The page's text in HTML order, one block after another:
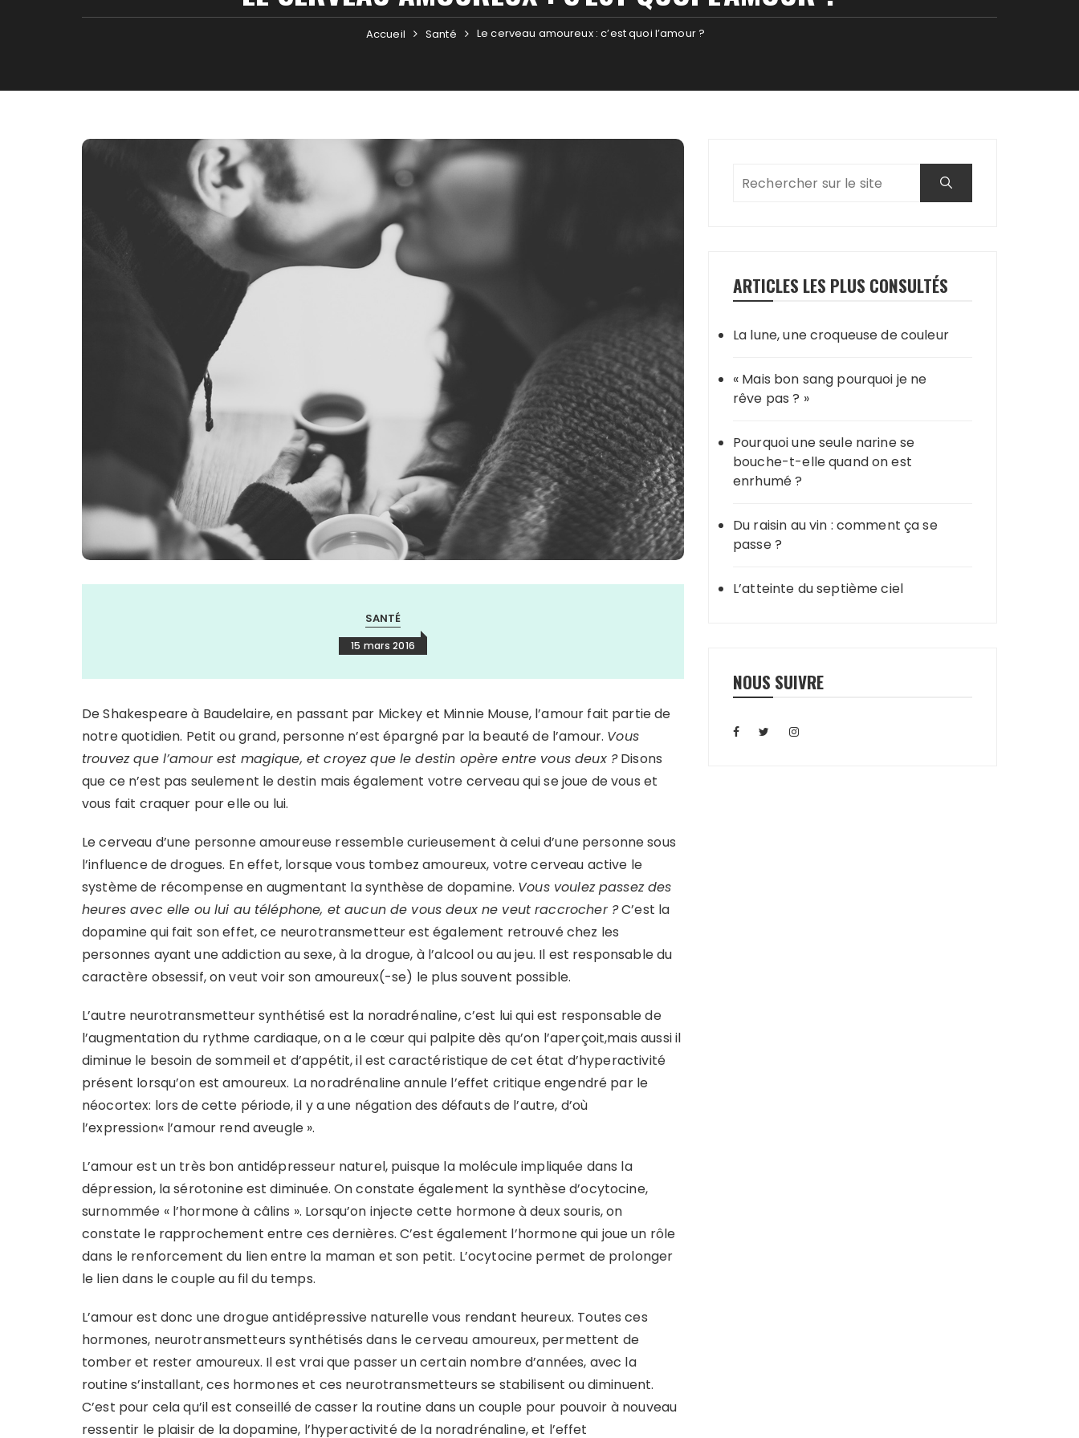
Accueil Santé Le cerveau amoureux : c’est quoi l’amour ?
SANTÉ
15 mars 2016
De Shakespeare à Baudelaire, en passant par Mickey et Minnie Mouse, l’amour fait partie de
notre quotidien. Petit ou grand, personne n’est épargné par la beauté de l’amour. Vous
trouvez que l’amour est magique, et croyez que le destin opère entre vous deux ?Disons
que ce n’est pas seulement le destin mais également votre cerveau qui se joue de vous et
vous fait craquer pour elle ou lui.
Le cerveau d’une personne amoureuse ressemble curieusement à celui d’une personne sous
l’influence de drogues. En effet, lorsque vous tombez amoureux, votre cerveau active le
système de récompense en augmentant la synthèse de dopamine. Vous voulez passez des
heures avec elle ou lui au téléphone, et aucun de vous deux ne veut raccrocher ?C’est la
dopamine qui fait son effet, ce neurotransmetteur est également retrouvé chez les
personnes ayant une addiction au sexe, à la drogue, à l’alcool ou au jeu. Il est responsable du
caractère obsessif, on veut voir son amoureux(-se) le plus souvent possible.
L’autre neurotransmetteur synthétisé est la noradrénaline, c’est lui qui est responsable de
l’augmentation du rythme cardiaque, on a le cœur qui palpite dès qu’on l’aperçoit,mais aussi il
diminue le besoin de sommeil et d’appétit, il est caractéristique de cet état d’hyperactivité
présent lorsqu’on est amoureux. La noradrénaline annule l’effet critique engendré par le
néocortex: lors de cette période, il y a une négation des défauts de l’autre, d’où
l’expression« l’amour rend aveugle ».
L’amour est un très bon antidépresseur naturel, puisque la molécule impliquée dans la
dépression, la sérotonine est diminuée. On constate également la synthèse d’ocytocine,
surnommée « l’hormone à câlins ». Lorsqu’on injecte cette hormone à deux souris, on
constate le rapprochement entre ces dernières. C’est également l’hormone qui joue un rôle
dans le renforcement du lien entre la maman et son petit. L’ocytocine permet de prolonger
le lien dans le couple au fil du temps.
L’amour est donc une drogue antidépressive naturelle vous rendant heureux. Toutes ces
hormones, neurotransmetteurs synthétisés dans le cerveau amoureux, permettent de
tomber et rester amoureux. Il est vrai que passer un certain nombre d’années, avec la
routine s’installant, ces hormones et ces neurotransmetteurs se stabilisent ou diminuent.
C’est pour cela qu’il est conseillé de casser la routine dans un couple pour pouvoir à nouveau
ressentir le plaisir de la dopamine, l’hyperactivité de la noradrénaline, et l’effet
ARTICLES LES PLUS CONSULTÉS
La lune, une croqueuse de couleur
« Mais bon sang pourquoi je ne
rêve pas ? »
Pourquoi une seule narine se
bouche-t-elle quand on est
enrhumé ?
Du raisin au vin : comment ça se
passe ?
L’atteinte du septième ciel
NOUS SUIVRE